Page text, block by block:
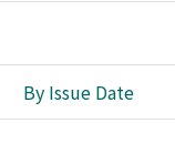
By Issue Date